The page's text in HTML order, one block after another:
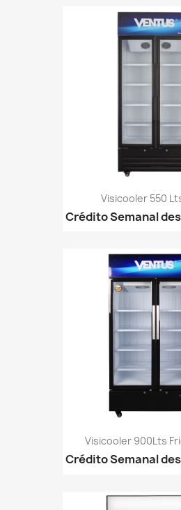
Visicooler 550
Crédito Semanal
Visicooler 900Lts
Crédito Semanal